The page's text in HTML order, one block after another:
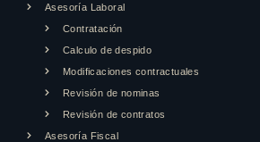
Asesoría Laboral
Contratación
Calculo de despido
Modificaciones contractuales
Revisión de nominas
Revisión de contratos
Asesoría Fiscal